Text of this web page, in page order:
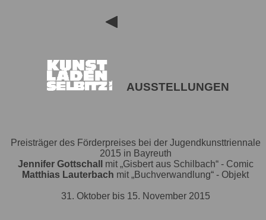
AUSSTELLUNGEN
Preisträger des Förderpreises bei der Jugendkunsttriennale
2015 in Bayreuth
Jennifer Gottschall
mit „Gisbert aus Schilbach“ - Comic
Matthias Lauterbach mit „Buchverwandlung“ - Objekt
31. Oktober bis 15. November 2015